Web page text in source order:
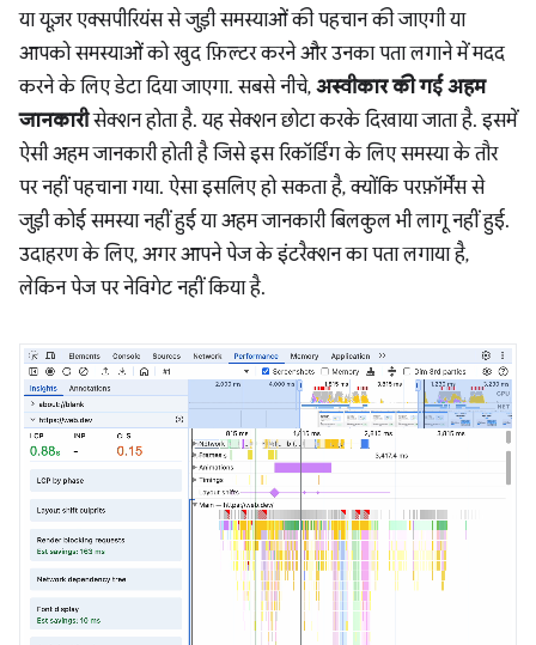
या यूज़र एक्सपीरियंस से जुड़ी समस्याओं की पहचान की जाएगी या
आपको समस्याओं को खुद फ़िल्टर करने और उनका पता लगाने में मदद
करने के लिए डेटा दिया जाएगा. सबसे नीचे, अस्वीकार की गई अहम
जानकारीसेक्शन होता है. यह सेक्शन छोटा करके दिखाया जाता है. इसमें
ऐसी अहम जानकारी होती है जिसे इस रिकॉर्डिंग के लिए समस्या के तौर
पर नहीं पहचाना गया. ऐसा इसलिए हो सकता है, क्योंकि परफ़ॉर्मेंस से
जुड़ी कोई समस्या नहीं हुई या अहम जानकारी बिलकुल भी लागू नहीं हुई.
उदाहरण के लिए, अगर आपने पेज के इंटरैक्शन का पता लगाया है,
लेकिन पेज पर नेविगेट नहीं किया है.